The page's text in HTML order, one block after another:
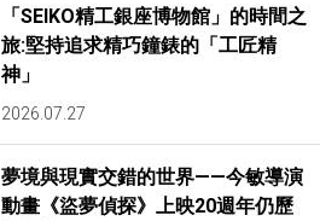
「SEIKO精工銀座博物館」的時間之
旅:堅持追求精巧鐘錶的「工匠精
神」
2026.07.27
夢境與現實交錯的世界——今敏導演
動畫《盜夢偵探》上映20週年仍歷